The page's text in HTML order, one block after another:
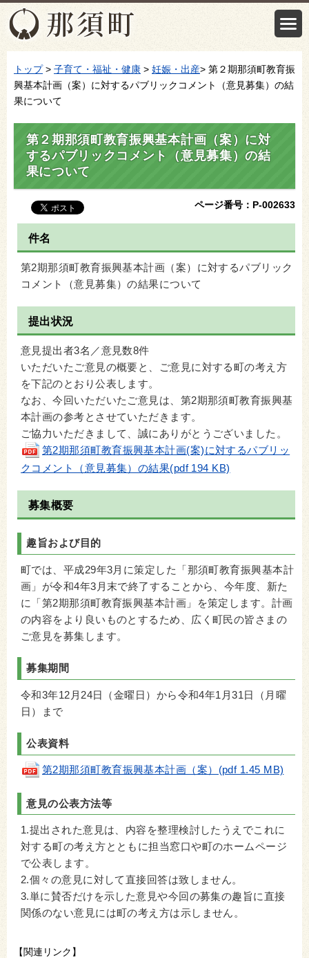
トップ> 子育て・福祉・健康 > 妊娠・出産> 第２期那須町教育振
興基本計画（案）に対するパブリックコメント（意見募集）の結
果について
第２期那須町教育振興基本計画（案）に対
するパブリックコメント（意見募集）の結
果について
ページ番号：P-002633
件名
第2期那須町教育振興基本計画（案）に対するパブリック
コメント（意見募集）の結果について
提出状況
意見提出者3名／意見数8件
いただいたご意見の概要と、ご意見に対する町の考え方
を下記のとおり公表します。
なお、今回いただいたご意見は、第2期那須町教育振興基
本計画の参考とさせていただきます。
ご協力いただきまして、誠にありがとうございました。
第2期那須町教育振興基本計画(案)に対するパブリッ
クコメント（意見募集）の結果(pdf 194 KB)
募集概要
趣旨および目的
町では、平成29年3月に策定した「那須町教育振興基本計
画」が令和4年3月末で終了することから、今年度、新た
に「第2期那須町教育振興基本計画」を策定します。計画
の内容をより良いものとするため、広く町民の皆さまの
ご意見を募集します。
募集期間
令和3年12月24日（金曜日）から令和4年1月31日（月曜
日）まで
公表資料
第2期那須町教育振興基本計画（案）(pdf 1.45 MB)
意見の公表方法等
1.提出された意見は、内容を整理検討したうえでこれに
対する町の考え方とともに担当窓口や町のホームページ
で公表します。
2.個々の意見に対して直接回答は致しません。
3.単に賛否だけを示した意見や今回の募集の趣旨に直接
関係のない意見には町の考え方は示しません。
【関連リンク】